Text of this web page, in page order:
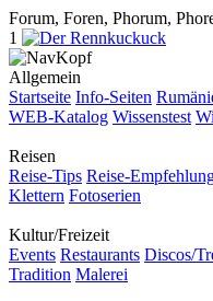
Forum, Foren, Phorum,
1
Allgemein
Startseite Info-Seiten
WEB-Katalog Wissenstest
Reisen
Reise-Tips Reise-
Klettern Fotoserien
Kultur/Freizeit
Events Restaurants Discos/
Tradition Malerei